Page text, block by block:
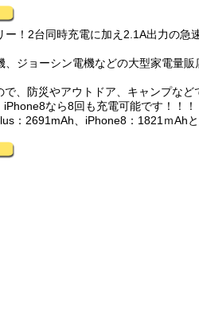
！2台同時充電に加え2.1A出力の急
ジョーシン電機などの大型家電量
、防災やアウトドア、キャンプなど
なら8回も充電可能です！！！
：2691mAh、iPhone8：1821ｍAhと